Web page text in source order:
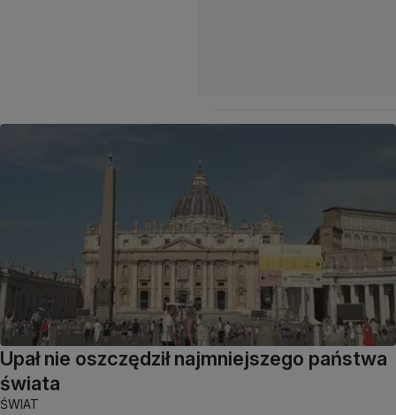
Upał nie oszczędził najmniejszego państwa
świata
ŚWIAT